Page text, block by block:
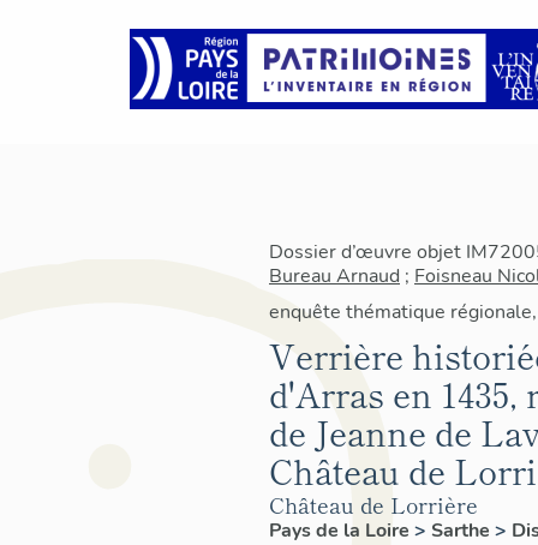
Dossier d’œuvre objet
Bureau Arnaud ; Foisneau
enquête thématique
Verrière
d'Arras en
de Jeanne de
Château de
Château de Lorrière
Pays de la Loire > Sarthe >